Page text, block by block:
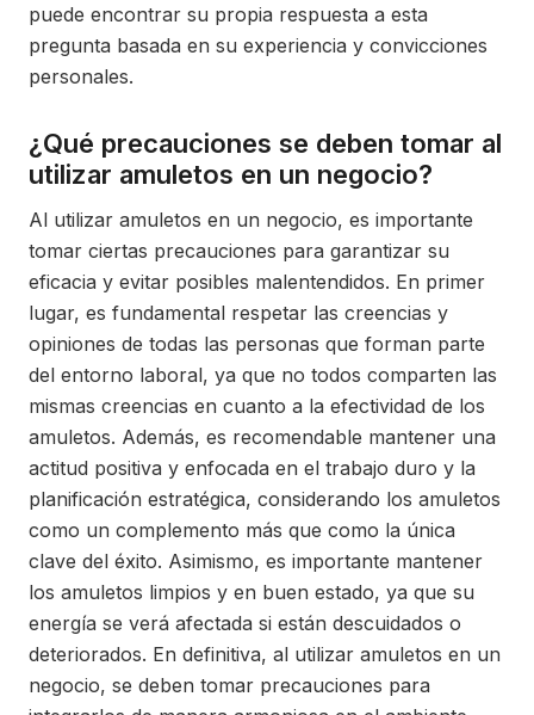
puede encontrar su propia respuesta a esta
pregunta basada en su experiencia y convicciones
personales.
¿Qué precauciones se deben tomar al
utilizar amuletos en un negocio?
Al utilizar amuletos en un negocio, es importante
tomar ciertas precauciones para garantizar su
eficacia y evitar posibles malentendidos. En primer
lugar, es fundamental respetar las creencias y
opiniones de todas las personas que forman parte
del entorno laboral, ya que no todos comparten las
mismas creencias en cuanto a la efectividad de los
amuletos. Además, es recomendable mantener una
actitud positiva y enfocada en el trabajo duro y la
planificación estratégica, considerando los amuletos
como un complemento más que como la única
clave del éxito. Asimismo, es importante mantener
los amuletos limpios y en buen estado, ya que su
energía se verá afectada si están descuidados o
deteriorados. En definitiva, al utilizar amuletos en un
negocio, se deben tomar precauciones para